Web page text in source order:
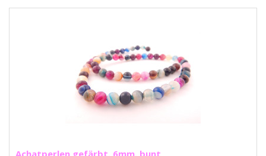
Achatperlen gefärbt, 6mm, bunt